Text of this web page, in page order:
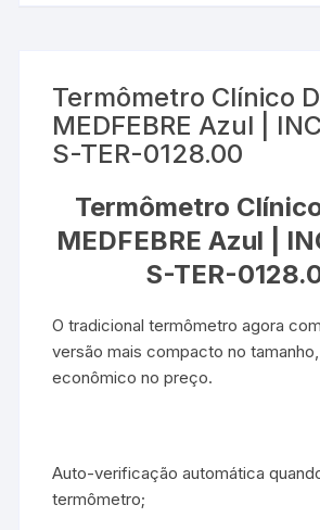
Termômetro Clínico
MEDFEBRE Azul |
S-TER-0128.00
Termômetro
MEDFEBRE Azul |
S-TER-
O tradicional termômetro agora
versão mais compacto no
econômico no preço.
Auto-verificação automática
termômetro;